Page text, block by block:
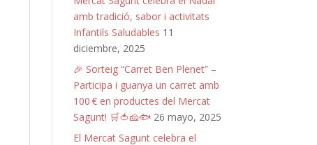
amb tradició, sabor i activitats
Infantils Saludables 11
diciembre, 2025
🎉 Sorteig “Carret Ben Plenet” –
Participa i guanya un carret amb
100 € en productes del Mercat
Sagunt! 🛒🍅🧀🐟 26 mayo, 2025
El Mercat Sagunt celebra el